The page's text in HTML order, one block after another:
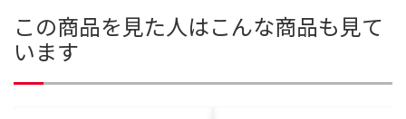
この商品を見た人はこんな商品も見て
います